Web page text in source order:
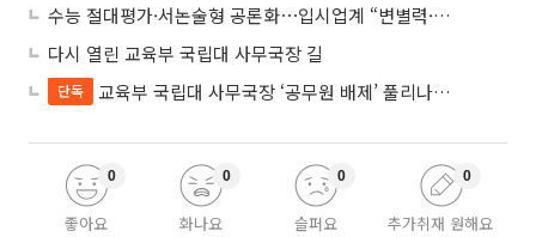
수능 절대평가·서논술형 공론화⋯입시업계 “변별력·사교육 대책 먼저”
다시 열린 교육부 국립대 사무국장 길
단독 교육부 국립대 사무국장 ‘공무원 배제’ 풀리나…응시자격 다시 열렸다
좋아요
0
화나요
0
슬퍼요
0
추가취재 원해요
0